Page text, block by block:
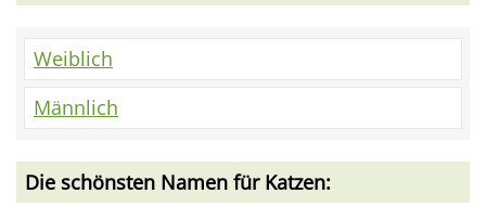
Weiblich
Männlich
Die schönsten Namen für Katzen: